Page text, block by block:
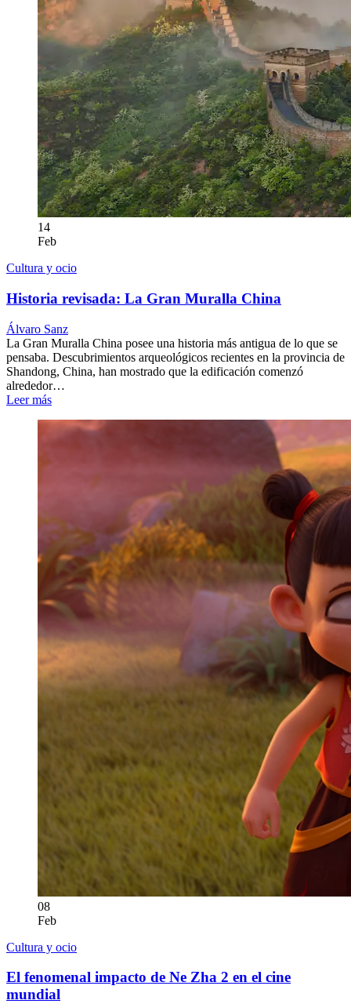
14
Feb
Cultura y ocio
Historia revisada: La Gran Muralla China
Álvaro Sanz
La Gran Muralla China posee una historia más antigua de lo que se
pensaba. Descubrimientos arqueológicos recientes en la provincia de
Shandong, China, han mostrado que la edificación comenzó
alrededor…
Leer más
08
Feb
Cultura y ocio
El fenomenal impacto de Ne Zha 2 en el cine
mundial